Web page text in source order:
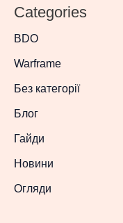
Categories
BDO
Warframe
Без категорії
Блог
Гайди
Новини
Огляди